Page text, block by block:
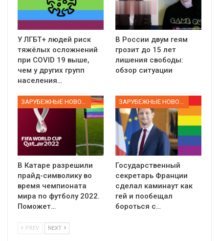
У ЛГБТ+ людей риск
тяжёлых осложнений
при COVID 19 выше,
чем у других групп
населения…
В России двум геям
грозит до 15 лет
лишения свободы:
обзор ситуации
ЗАРУБЕЖНЫЕ НОВОСТИ
В Катаре разрешили
прайд-символику во
время чемпионата
мира по футболу 2022.
Поможет…
ЗАРУБЕЖНЫЕ НОВОСТИ
Государственный
секретарь Франции
сделал каминаут как
гей и пообещал
бороться с…
PREV NEXT